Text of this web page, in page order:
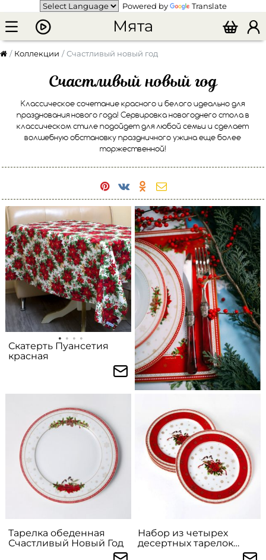
Powered by Translate
Мята
Коллекции Счастливый новый год
Счастливый новый год
Классическое сочетание красного и белого идеально для
празднования нового года! Сервировка новогоднего стола в
классическом стиле подойдет для любой семьи и сделает
волшебную обстановку праздничного ужина еще более
торжественной!
Скатерть Пуансетия
красная
Тарелка обеденная
Счастливый Новый Год
Набор из четырех
десертных тарелок
Счастливый Новый Год